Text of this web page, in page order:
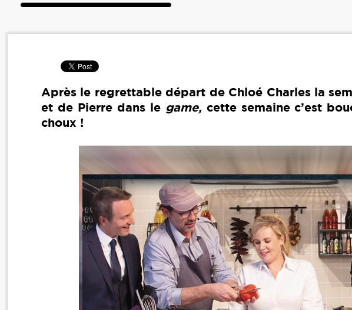
Après le regrettable départ de Chloé Charles la
et de Pierre dans le game,cette semaine c’est
choux !